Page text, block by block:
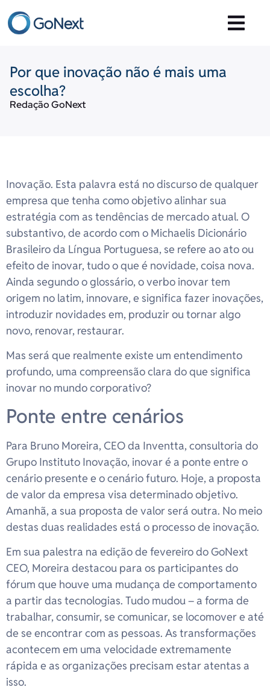
Por que inovação não é mais uma
escolha?
Redação GoNext
Inovação. Esta palavra está no discurso de qualquer
empresa que tenha como objetivo alinhar sua
estratégia com as tendências de mercado atual. O
substantivo, de acordo com o Michaelis Dicionário
Brasileiro da Língua Portuguesa, se refere ao ato ou
efeito de inovar, tudo o que é novidade, coisa nova.
Ainda segundo o glossário, o verbo inovar tem
origem no latim, innovare, e significa fazer inovações,
introduzir novidades em, produzir ou tornar algo
novo, renovar, restaurar.
Mas será que realmente existe um entendimento
profundo, uma compreensão clara do que significa
inovar no mundo corporativo?
Ponte entre cenários
Para Bruno Moreira, CEO da Inventta, consultoria do
Grupo Instituto Inovação, inovar é a ponte entre o
cenário presente e o cenário futuro. Hoje, a proposta
de valor da empresa visa determinado objetivo.
Amanhã, a sua proposta de valor será outra. No meio
destas duas realidades está o processo de inovação.
Em sua palestra na edição de fevereiro do GoNext
CEO, Moreira destacou para os participantes do
fórum que houve uma mudança de comportamento
a partir das tecnologias. Tudo mudou – a forma de
trabalhar, consumir, se comunicar, se locomover e até
de se encontrar com as pessoas. As transformações
acontecem em uma velocidade extremamente
rápida e as organizações precisam estar atentas a
isso.